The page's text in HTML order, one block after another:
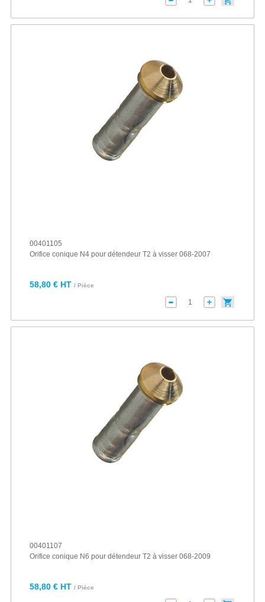
00401105
Orifice conique N4 pour détendeur T2 à visser 068-2007
58,80 € HT / Pièce
00401107
Orifice conique N6 pour détendeur T2 à visser 068-2009
58,80 € HT / Pièce